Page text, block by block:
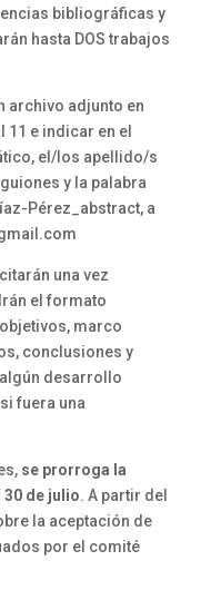
bibliográficas y
hasta DOS trabajos
archivo adjunto en
e indicar en el
el/los apellido/s
y la palabra
Pérez_abstract, a
una vez
el formato
marco
conclusiones y
desarrollo
fuera una
se prorroga la
30 de julio. A partir del
la aceptación de
por el comité